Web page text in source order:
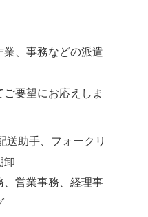
業、事務などの派遣
要望にお応えしま
送助手、フォークリ
卸
、営業事務、経理事